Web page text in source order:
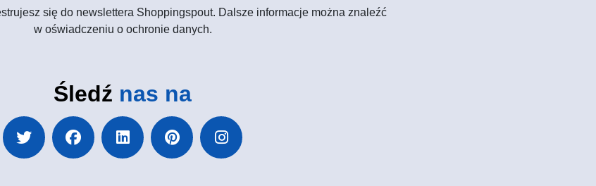
się do newslettera Shoppingspout. Dalsze informacje można znaleźć
w oświadczeniu o ochronie danych.
Śledź nas na